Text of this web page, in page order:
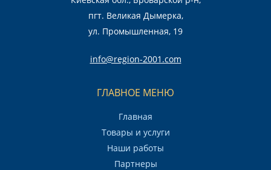
пгт. Великая Дымерка,
ул. Промышленная, 19
info@region-2001.com
ГЛАВНОЕ МЕНЮ
Главная
Товары и услуги
Наши работы
Партнеры